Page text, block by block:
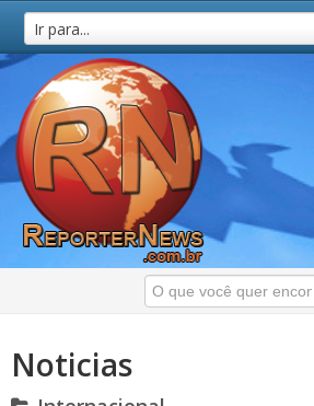
Ir para...
Noticias